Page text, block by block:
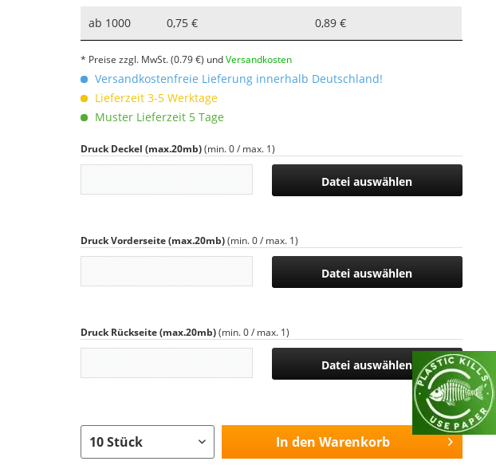
ab 1000 0,75 € 0,89 €
* Preise zzgl. MwSt.(0.79 €) undVersandkosten
Versandkostenfreie Lieferung innerhalb Deutschland!
Lieferzeit 3-5 Werktage
Muster Lieferzeit 5 Tage
Druck Deckel (max.20mb)(min. 0 / max. 1)
Datei auswählen
Druck Vorderseite (max.20mb)(min. 0 / max. 1)
Datei auswählen
Druck Rückseite (max.20mb)(min. 0 / max. 1)
Datei auswählen
In den Warenkorb